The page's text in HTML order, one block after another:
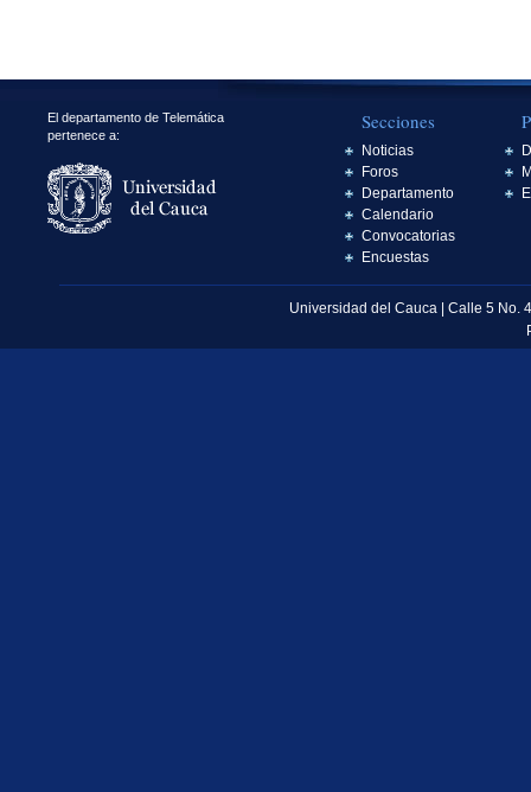
El departamento de Telemática
pertenece a:
Secciones
Noticias
Foros
Departamento
Calendario
Convocatorias
Encuestas
Universidad del Cauca | Calle 5 No.